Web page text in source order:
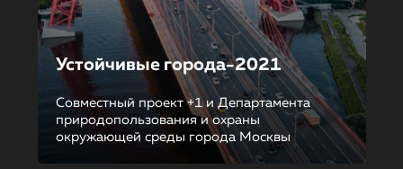
Устойчивые города-2021
Совместный проект +1 и Департамента
природопользования и охраны
окружающей среды города Москвы